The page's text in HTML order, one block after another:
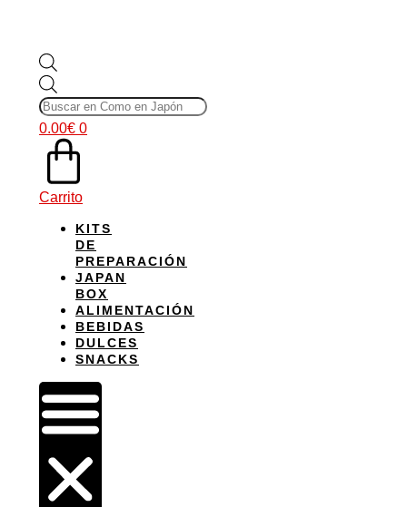
de
productos
0.00€ 0
Carrito
KITS
DE
PREPARACIÓN
JAPAN
BOX
ALIMENTACIÓN
BEBIDAS
DULCES
SNACKS